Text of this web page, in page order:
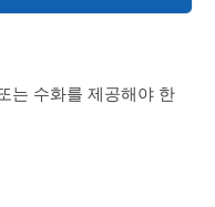
는 수화를 제공해야 한